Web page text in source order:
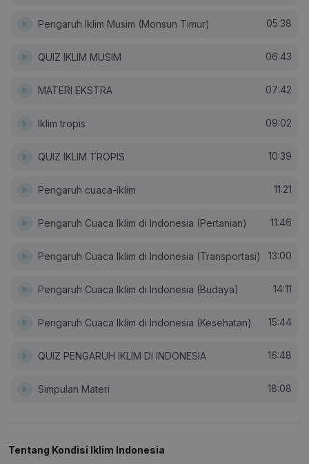
Pengaruh Iklim Musim (Monsun Timur) 05:38
QUIZ IKLIM MUSIM 06:43
MATERI EKSTRA 07:42
Iklim tropis 09:02
QUIZ IKLIM TROPIS 10:39
Pengaruh cuaca-iklim 11:21
Pengaruh Cuaca Iklim di Indonesia (Pertanian) 11:46
Pengaruh Cuaca Iklim di Indonesia (Transportasi) 13:00
Pengaruh Cuaca Iklim di Indonesia (Budaya) 14:11
Pengaruh Cuaca Iklim di Indonesia (Kesehatan) 15:44
QUIZ PENGARUH IKLIM DI INDONESIA 16:48
Simpulan Materi 18:08
Tentang Kondisi Iklim Indonesia